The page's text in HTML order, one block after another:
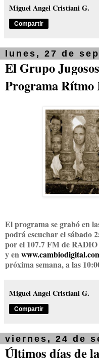
Miguel Angel Cristiani G.
Compartir
lunes, 27 de
El Grupo
Programa Rítmo
El programa se grabó en
podrá escuchar el sábado
por el 107.7 FM de
y en
próxima semana, a las
Miguel Angel Cristiani G.
Compartir
viernes, 24 de
Últimos días de